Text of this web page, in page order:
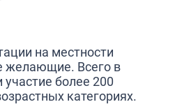
на местности
желающие. Всего в
более 200
категориях.